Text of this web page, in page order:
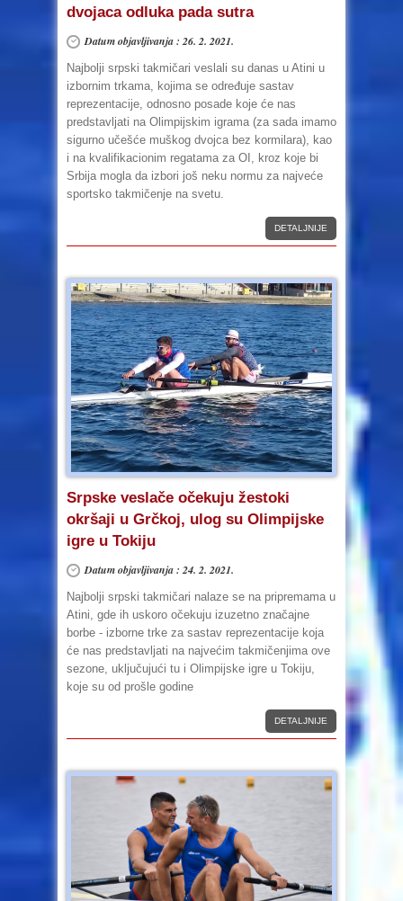
dvojaca odluka pada sutra
Datum objavljivanja : 26. 2. 2021.
Najbolji srpski takmičari veslali su danas u Atini u
izbornim trkama, kojima se određuje sastav
reprezentacije, odnosno posade koje će nas
predstavljati na Olimpijskim igrama (za sada imamo
sigurno učešće muškog dvojca bez kormilara), kao
i na kvalifikacionim regatama za OI, kroz koje bi
Srbija mogla da izbori još neku normu za najveće
sportsko takmičenje na svetu.
DETALJNIJE
Srpske veslače očekuju žestoki
okršaji u Grčkoj, ulog su Olimpijske
igre u Tokiju
Datum objavljivanja : 24. 2. 2021.
Najbolji srpski takmičari nalaze se na pripremama u
Atini, gde ih uskoro očekuju izuzetno značajne
borbe - izborne trke za sastav reprezentacije koja
će nas predstavljati na najvećim takmičenjima ove
sezone, uključujući tu i Olimpijske igre u Tokiju,
koje su od prošle godine
DETALJNIJE